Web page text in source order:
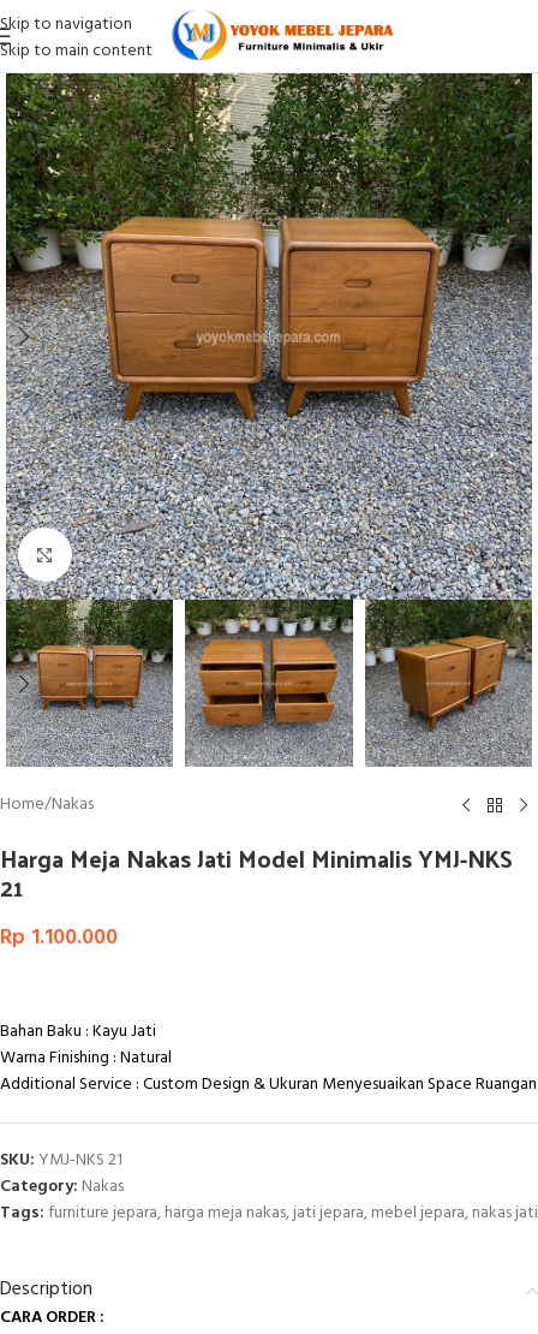
Skip to navigation
Skip to main content
Click to enlarge
Home/Nakas
Harga Meja Nakas Jati Model Minimalis YMJ-NKS
21
Rp 1.100.000
Bahan Baku : Kayu Jati
Warna Finishing : Natural
Additional Service : Custom Design & Ukuran Menyesuaikan Space Ruangan
SKU: YMJ-NKS 21
Category: Nakas
Tags:furniture jepara,harga meja nakas,jati jepara,mebel jepara,nakas jati
Description
CARA ORDER :